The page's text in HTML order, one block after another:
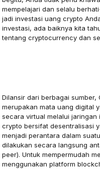
mempelajari dan selalu
jadi investasi uang crypto
investasi, ada baiknya kita
tentang cryptocurrency dan
Dilansir dari berbagai
merupakan mata uang digital
secara virtual melalui jaringan
crypto bersifat desentralisasi
menjadi perantara dalam
dilakukan secara langsung
peer). Untuk mempermudah
menggunakan platform